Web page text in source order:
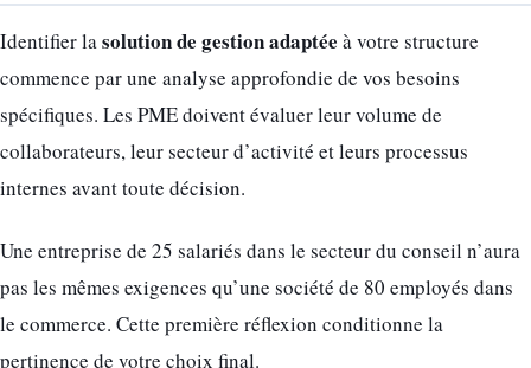
Identifier lasolution de gestion adaptée à votre structure
commence par une analyse approfondie de vos besoins
spécifiques. Les PME doivent évaluer leur volume de
collaborateurs, leur secteur d’activité et leurs processus
internes avant toute décision.
Une entreprise de 25 salariés dans le secteur du conseil n’aura
pas les mêmes exigences qu’une société de 80 employés dans
le commerce. Cette première réflexion conditionne la
pertinence de votre choix final.